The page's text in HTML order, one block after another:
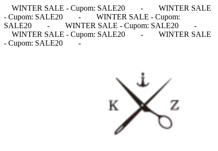
WINTER SALE - Cupom: SALE20 -
WINTER SALE
- Cupom: SALE20
-
WINTER SALE - Cupom:
SALE20
- WINTER SALE - Cupom: SALE20
-
WINTER SALE - Cupom: SALE20
-
WINTER SALE
- Cupom: SALE20
-